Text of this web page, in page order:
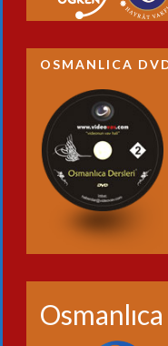
OSMANLICA